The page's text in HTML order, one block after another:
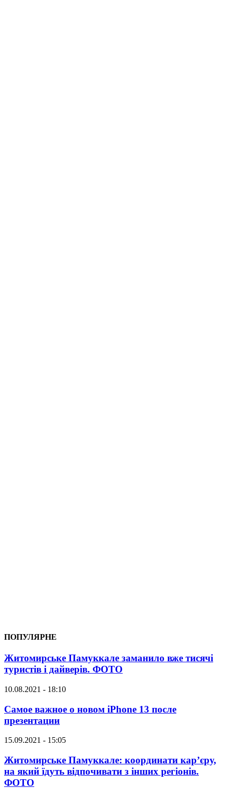
ПОПУЛЯРНЕ
Житомирське Памуккале заманило вже тисячі
туристів і дайверів. ФОТО
10.08.2021 - 18:10
Самое важное о новом iPhone 13 после
презентации
15.09.2021 - 15:05
Житомирське Памуккале: координати кар’єру,
на який їдуть відпочивати з інших регіонів.
ФОТО